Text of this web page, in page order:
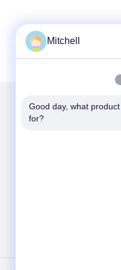
Mail ons
Mitchell
Good day, what
for?